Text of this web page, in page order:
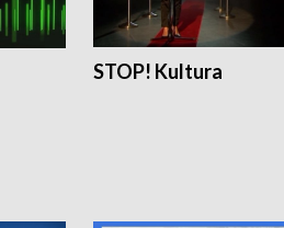
STOP! Kultura